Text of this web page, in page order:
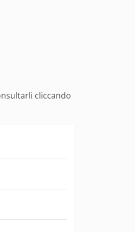
cliccando